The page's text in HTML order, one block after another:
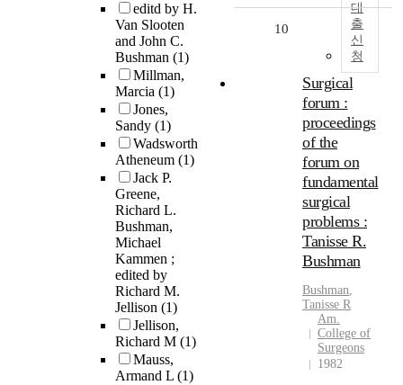
editd by H.
Van Slooten
and John C.
Bushman (1)
Millman,
Marcia (1)
Jones,
Sandy (1)
Wadsworth
Atheneum (1)
Jack P.
Greene,
Richard L.
Bushman,
Michael
Kammen ;
edited by
Richard M.
Jellison (1)
Jellison,
Richard M (1)
Mauss,
Armand L (1)
대
출
신
청
10
Surgical
forum :
proceedings
of the
forum on
fundamental
surgical
problems :
Tanisse R.
Bushman
Bushman,
Tanisse R
Am.
College of
Surgeons
1982